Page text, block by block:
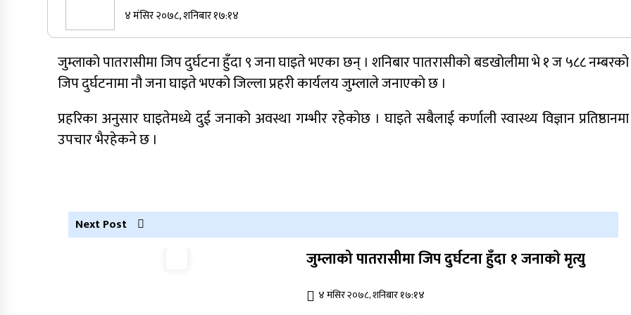
सुर्खेतमा जिप दुर्घटना,१५ जना घाइते
राजीनामा
नृपध्वज निरौलाको इजलासले उक्त निर्णय
खारेजको आदेश गरेको हो ।
४ मंसिर २०७८, शनिबार १७:१४
जुम्लाको पातरासीमा जिप दुर्घटना हुँदा ९ जना घाइते भएका छन् । शनिबार पातरासीको बडखोलीमा भे १ ज ५८८ नम्बरको
जिप दुर्घटनामा नौ जना घाइते भएको जिल्ला प्रहरी कार्यलय जुम्लाले जनाएकाे छ ।
प्रहरिका अनुसार घाइतेमध्ये दुई जनाको अवस्था गम्भीर रहेकाेछ । घाइते सबैलाई कर्णाली स्वास्थ्य विज्ञान प्रतिष्ठानमा
उपचार भैरहेकने छ ।
Next Post
जुम्लाको पातरासीमा जिप दुर्घटना हुँदा १ जनाकाे मृत्यु
४ मंसिर २०७८, शनिबार १७:१४